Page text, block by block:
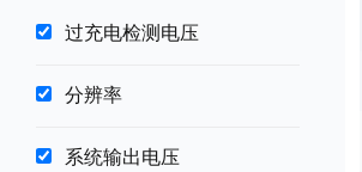
过充电检测电压
分辨率
系统输出电压